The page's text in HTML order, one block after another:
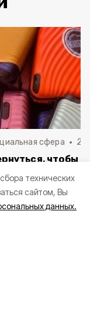
технических
сайтом, Вы
данных.
сфера 20
чтобы
лет